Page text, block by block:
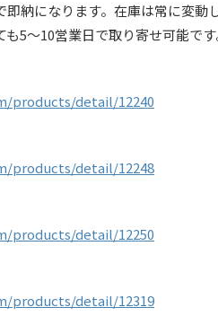
即納になります。在庫は常に変動
5～10営業日で取り寄せ可能です
products/detail/12240
products/detail/12248
products/detail/12250
products/detail/12319